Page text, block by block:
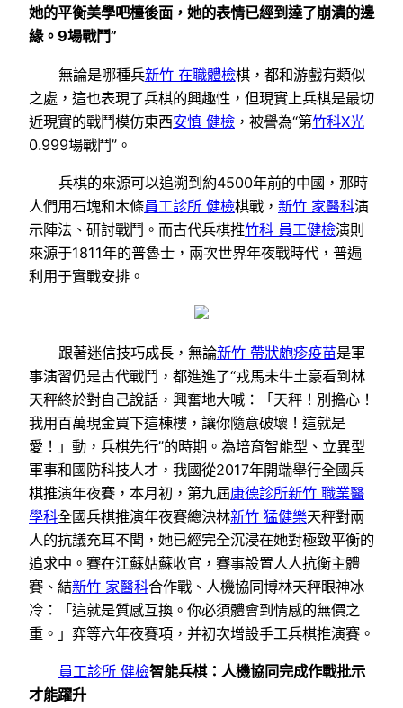
她的平衡美學吧檯後面，她的表情已經到達了崩潰的邊
緣。9場戰鬥”
無論是哪種兵新竹 在職體檢棋，都和游戲有類似
之處，這也表現了兵棋的興趣性，但現實上兵棋是最切
近現實的戰鬥模仿東西安慎 健檢 ，被譽為“第竹科X光
0.999場戰鬥”。
兵棋的來源可以追溯到約4500年前的中國，那時
人們用石塊和木條員工診所 健檢棋戰， 新竹 家醫科演
示陣法、研討戰鬥。而古代兵棋推竹科 員工健檢演則
來源于1811年的普魯士，兩次世界年夜戰時代，普遍
利用于實戰安排。
跟著迷信技巧成長，無論新竹 帶狀皰疹疫苗是軍
事演習仍是古代戰鬥，都進進了“戎馬未牛土豪看到林
天秤終於對自己說話，興奮地大喊：「天秤！別擔心！
我用百萬現金買下這棟樓，讓你隨意破壞！這就是
愛！」動，兵棋先行”的時期。為培育智能型、立異型
軍事和國防科技人才，我國從2017年開端舉行全國兵
棋推演年夜賽，本月初，第九屆康德診所新竹 職業醫
學科全國兵棋推演年夜賽總決林新竹 猛健樂天秤對兩
人的抗議充耳不聞，她已經完全沉浸在她對極致平衡的
追求中。賽在江蘇姑蘇收官，賽事設置人人抗衡主體
賽、結新竹 家醫科合作戰、人機協同博林天秤眼神冰
冷：「這就是質感互換。你必須體會到情感的無價之
重。」弈等六年夜賽項，并初次增設手工兵棋推演賽。
員工診所 健檢智能兵棋：人機協同完成作戰批示
才能躍升